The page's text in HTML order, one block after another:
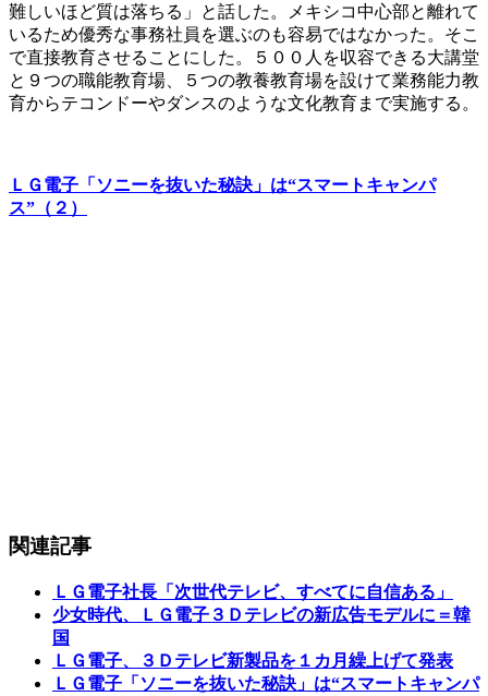
難しいほど質は落ちる」と話した。メキシコ中心部と離れて
いるため優秀な事務社員を選ぶのも容易ではなかった。そこ
で直接教育させることにした。５００人を収容できる大講堂
と９つの職能教育場、５つの教養教育場を設けて業務能力教
育からテコンドーやダンスのような文化教育まで実施する。
ＬＧ電子「ソニーを抜いた秘訣」は“スマートキャンパ
ス”（２）
関連記事
ＬＧ電子社長「次世代テレビ、すべてに自信ある」
少女時代、ＬＧ電子３Ｄテレビの新広告モデルに＝韓
国
ＬＧ電子、３Ｄテレビ新製品を１カ月繰上げて発表
ＬＧ電子「ソニーを抜いた秘訣」は“スマートキャンパ